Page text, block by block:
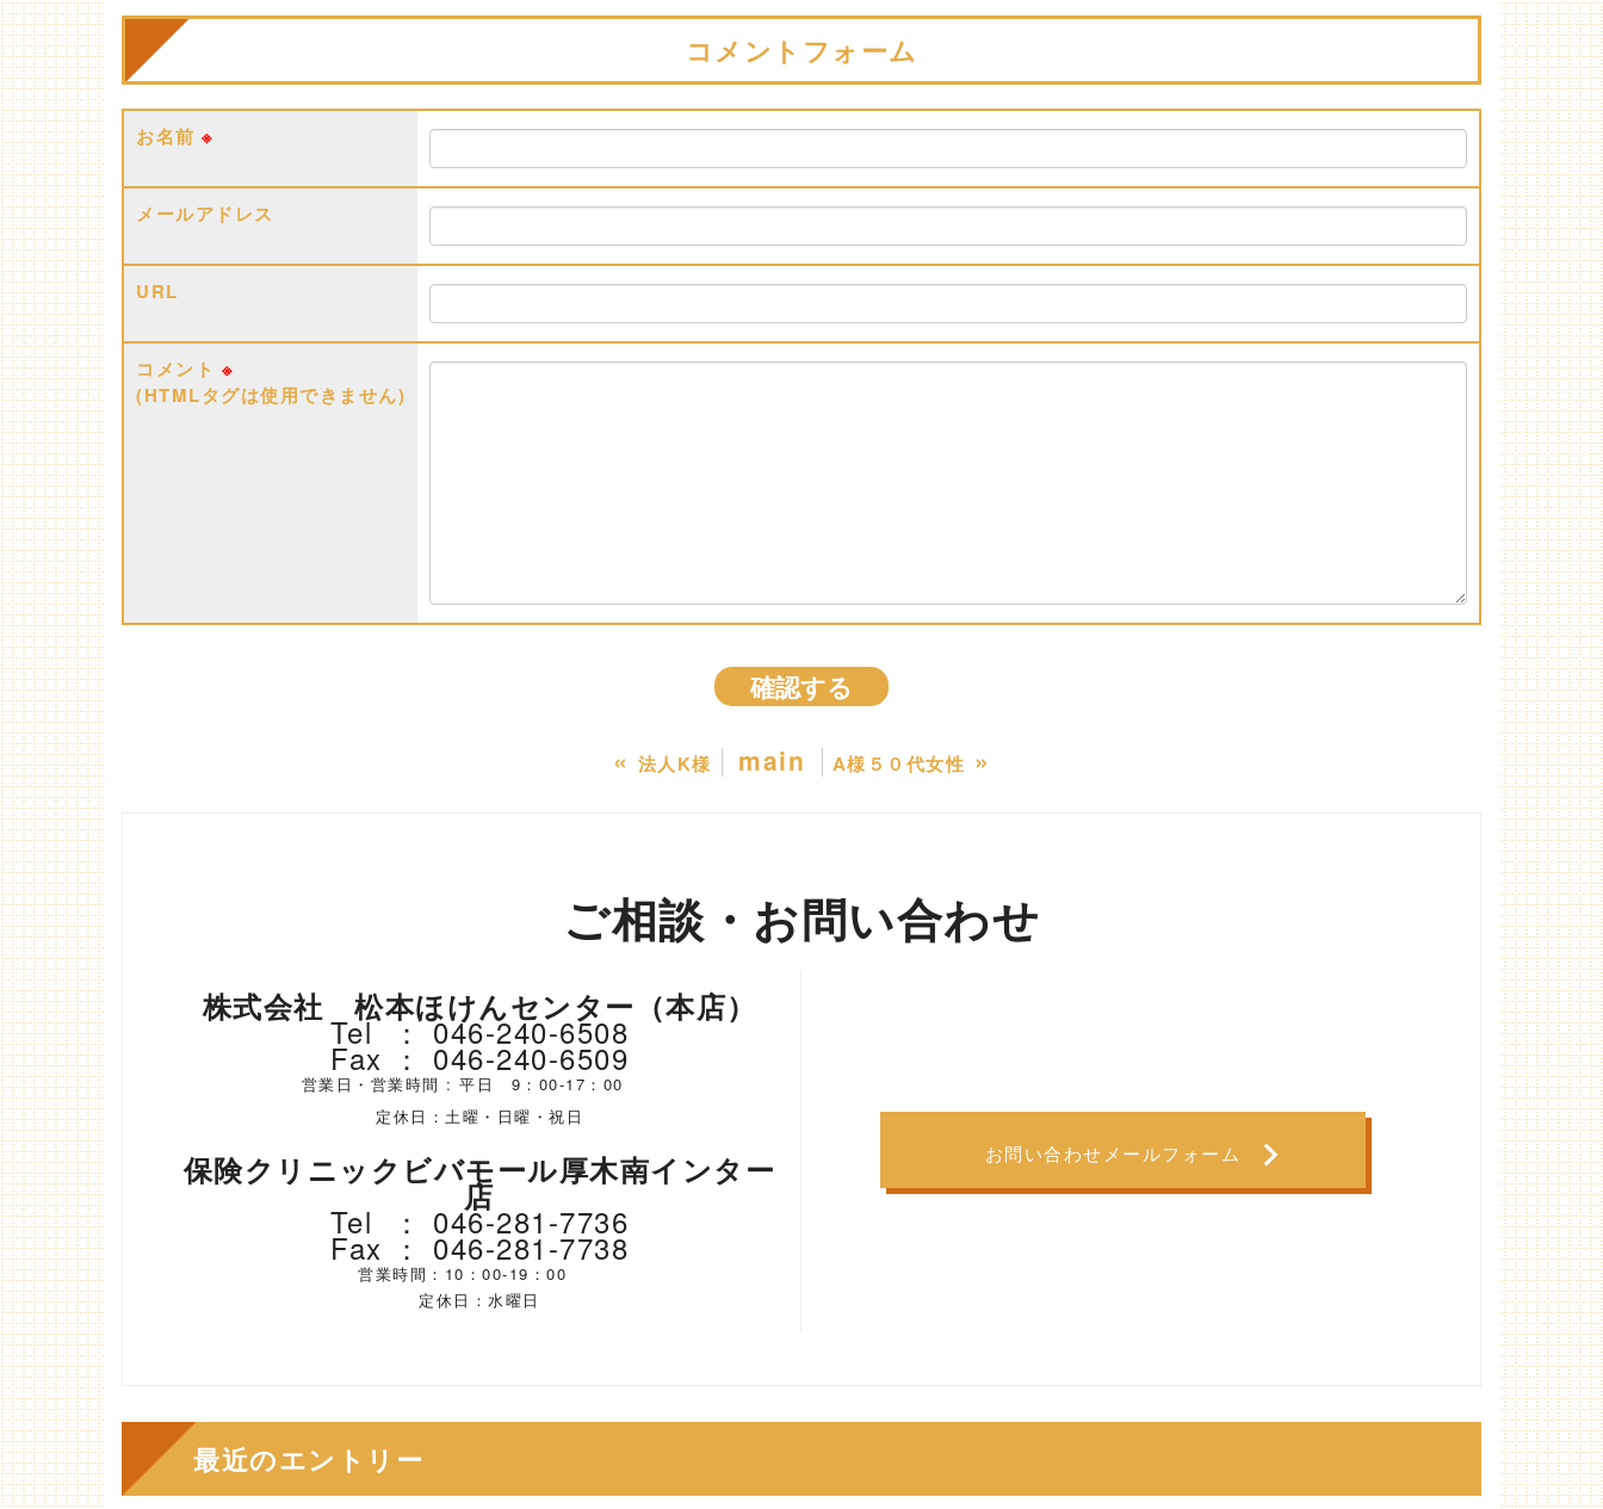
コメントフォーム
お名前 ※
メールアドレス
URL
コメント ※
(HTMLタグは使用できません)
« 法人K様 main A様５０代女性 »
ご相談・お問い合わせ
株式会社 松本ほけんセンター（本店）
Tel ： 046-240-6508
Fax ： 046-240-6509
営業日・営業時間 : 平日 9：00-17：00
定休日：土曜・日曜・祝日
保険クリニックビバモール厚木南インター
店
Tel ： 046-281-7736
Fax ： 046-281-7738
営業時間：10：00-19：00
定休日：水曜日
お問い合わせメールフォーム
最近のエントリー